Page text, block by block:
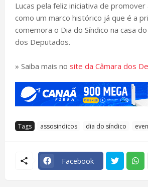
Lucas pela feliz iniciativa de promover
como um marco histórico já que é a
comemora o Dia do Síndico na casa
dos Deputados.
» Saiba mais no site da Câmara dos
Tags assosindicos dia do síndico
Facebook